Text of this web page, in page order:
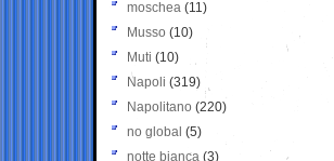
moschea (11)
Musso (10)
Muti (10)
Napoli (319)
Napolitano (220)
no global (5)
notte bianca (3)